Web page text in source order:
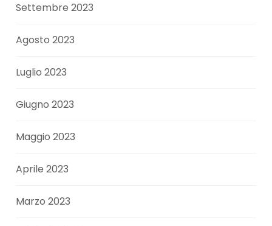
Settembre 2023
Agosto 2023
Luglio 2023
Giugno 2023
Maggio 2023
Aprile 2023
Marzo 2023